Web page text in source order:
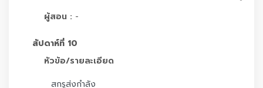
ผู้สอน : -
สัปดาห์ที่ 10
หัวข้อ/รายละเอียด